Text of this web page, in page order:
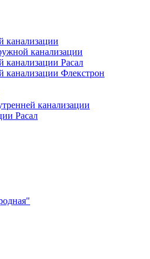
канализации
канализации
Расал
Флекстрон
канализации
Расал